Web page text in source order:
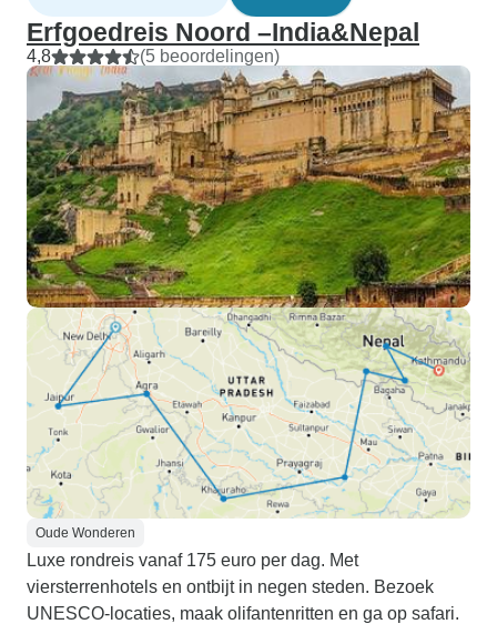
Erfgoedreis Noord –India&Nepal
4,8 (5 beoordelingen)
Oude Wonderen
Luxe rondreis vanaf 175 euro per dag. Met
viersterrenhotels en ontbijt in negen steden. Bezoek
UNESCO-locaties, maak olifantenritten en ga op safari.